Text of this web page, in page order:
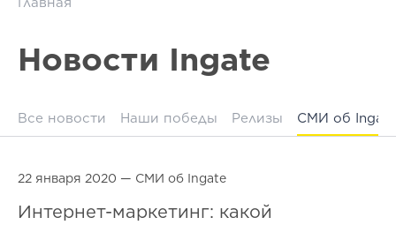
Новости Ingate
Все новости Наши победы Релизы СМИ об Ingate
22 января 2020 — СМИ об Ingate
Интернет-маркетинг: какой